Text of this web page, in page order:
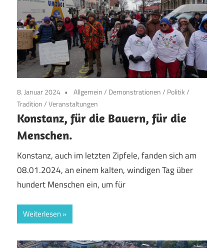
8. Januar 2024 Allgemein/ Demonstrationen/ Politik/
Tradition/Veranstaltungen
Konstanz, für die Bauern, für die
Menschen.
Konstanz, auch im letzten Zipfele, fanden sich am
08.01.2024, an einem kalten, windigen Tag über
hundert Menschen ein, um für
Weiterlesen